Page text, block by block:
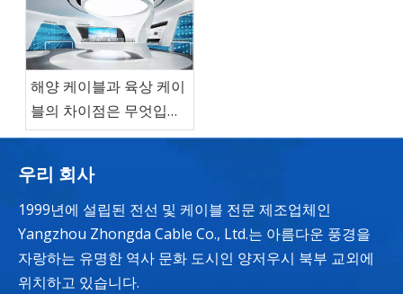
해양 케이블과 육상 케이
블의 차이점은 무엇입니
까?
우리 회사
1999년에 설립된 전선 및 케이블 전문 제조업체인
Yangzhou Zhongda Cable Co., Ltd.는 아름다운 풍경을
자랑하는 유명한 역사 문화 도시인 양저우시 북부 교외에
위치하고 있습니다.